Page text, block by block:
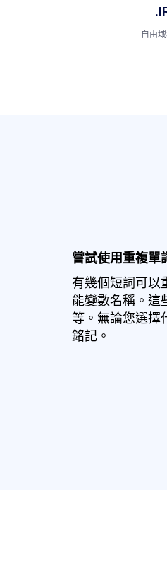
自由
嘗試使用重複單
有幾個短詞可以
能變數名稱。這
等。無論您選擇
銘記。